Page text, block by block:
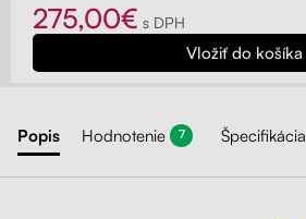
275,00€ s DPH
Popis Hodnotenie 7 Špecifikácia